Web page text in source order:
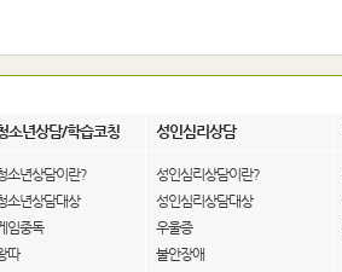
소년상담/학습코칭 성인심리상담
소년상담이란?
소년상담대상
임중독
따
성인심리상담이란?
성인심리상담대상
우울증
불안장애